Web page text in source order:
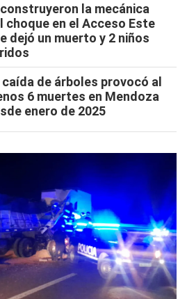
la mecánica
choque en el Acceso Este
dejó un muerto y 2 niños
caída de árboles provocó al
6 muertes en Mendoza
enero de 2025